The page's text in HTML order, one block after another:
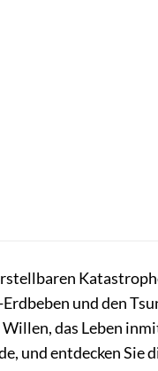
und den
das Leben
und entdecken Sie